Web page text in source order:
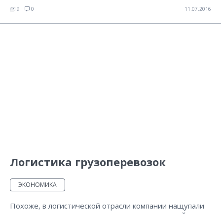
9 0 11.07.2016
Логистика грузоперевозок
ЭКОНОМИКА
Похоже, в логистической отрасли компании нащупали